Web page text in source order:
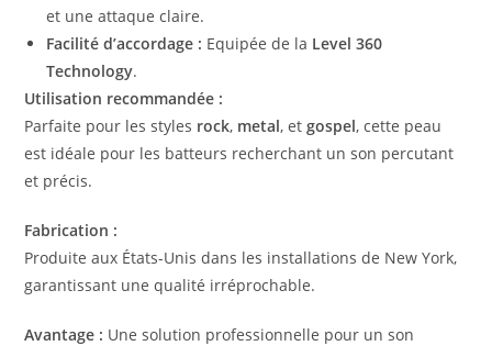
et une attaque claire.
Facilité d’accordage : Equipée de la Level 360
Technology.
Utilisation recommandée :
Parfaite pour les styles rock, metal, etgospel, cette peau
est idéale pour les batteurs recherchant un son percutant
et précis.
Fabrication :
Produite aux États-Unis dans les installations de New York,
garantissant une qualité irréprochable.
Avantage : Une solution professionnelle pour un son